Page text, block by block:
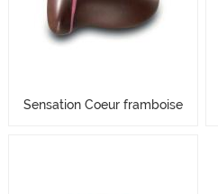
Sensation Coeur framboise